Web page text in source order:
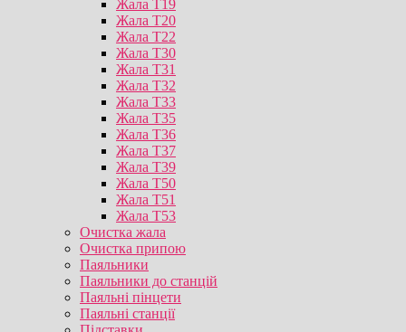
Жала T19
Жала T20
Жала T22
Жала T30
Жала T31
Жала T32
Жала T33
Жала T35
Жала T36
Жала T37
Жала T39
Жала T50
Жала T51
Жала T53
Очистка жала
Очистка припою
Паяльники
Паяльники до станцій
Паяльні пінцети
Паяльні станції